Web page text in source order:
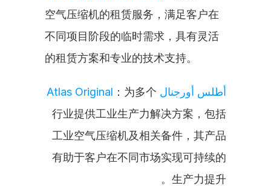
空气压缩机的租赁服务，满足客户在
不同项目阶段的临时需求，具有灵活
的租赁方案和专业的技术支持。
أطلس أورجنال Atlas Original ：为多个
行业提供工业生产力解决方案，包括
工业空气压缩机及相关备件，其产品
有助于客户在不同市场实现可持续的
生产力提升。